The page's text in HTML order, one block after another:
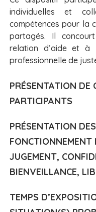
individuelles et
compétences pour la
partagés. Il
relation d’aide et à
professionnelle de
PRÉSENTATION DE
PARTICIPANTS
PRÉSENTATION
FONCTIONNEMENT
JUGEMENT,
BIENVEILLANCE,
TEMPS